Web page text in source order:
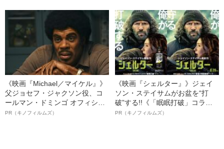
ト”が生み出した徹底ケアとは
《映画『Michael／マイケル』》
父ジョセフ・ジャクソン役、コ
ールマン・ドミンゴ オフィシャ
ルインタビュー“観客を魅了した
PR（キノフィルムズ）
《映画『シェルター』》ジェイ
ソン・ステイサムがお盆を“打
破”する!!《「眠眠打破」コラ
ボ》
PR（キノフィルムズ）